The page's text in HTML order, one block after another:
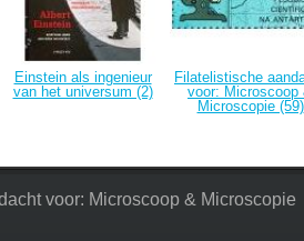
Einstein als ingenieur
van het universum (2)
Filatelistische
voor: Microscoop
Microscopie (59)
voor: Microscoop & Microscopie